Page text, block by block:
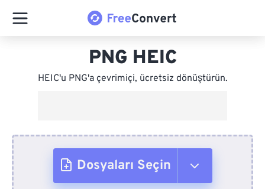
PNG HEIC
HEIC'u PNG'a çevrimiçi, ücretsiz dönüştürün.
Dosyaları Seçin